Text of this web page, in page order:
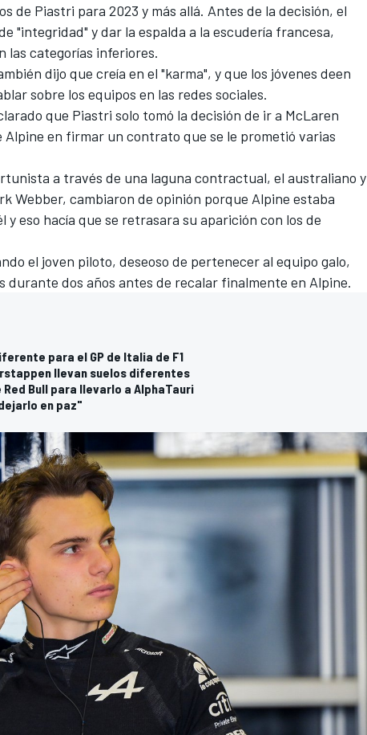
de Piastri para 2023 y más allá. Antes de la decisión, el
"integridad" y dar la espalda a la escudería francesa,
las categorías inferiores.
dijo que creía en el "karma", y que los jóvenes deen
sobre los equipos en las redes sociales.
que Piastri solo tomó la decisión de ir a McLaren
en firmar un contrato que se le prometió varias
a través de una laguna contractual, el australiano y
Webber, cambiaron de opinión porque Alpine estaba
eso hacía que se retrasara su aparición con los de
el joven piloto, deseoso de pertenecer al equipo galo,
durante dos años antes de recalar finalmente en Alpine.
para el GP de Italia de F1
llevan suelos diferentes
Bull para llevarlo a AlphaTauri
en paz"